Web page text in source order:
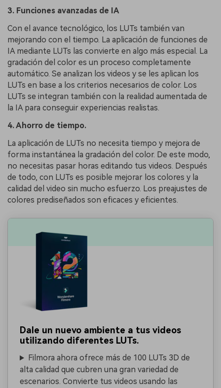
3. Funciones avanzadas de IA
Con el avance tecnológico, los LUTs también van
mejorando con el tiempo. La aplicación de funciones de
IA mediante LUTs las convierte en algo más especial. La
gradación del color es un proceso completamente
automático. Se analizan los videos y se les aplican los
LUTs en base a los criterios necesarios de color. Los
LUTs se integran también con la realidad aumentada de
la IA para conseguir experiencias realistas.
4. Ahorro de tiempo.
La aplicación de LUTs no necesita tiempo y mejora de
forma instantánea la gradación del color. De este modo,
no necesitas pasar horas editando tus videos. Después
de todo, con LUTs es posible mejorar los colores y la
calidad del video sin mucho esfuerzo. Los preajustes de
colores prediseñados son eficaces y eficientes.
Dale un nuevo ambiente a tus videos
utilizando diferentes LUTs.
Filmora ahora ofrece más de 100 LUTs 3D de
alta calidad que cubren una gran variedad de
escenarios. Convierte tus videos usando las